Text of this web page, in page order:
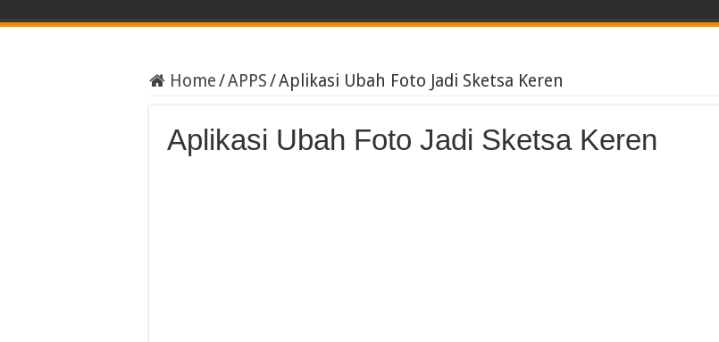
Home/APPS/Aplikasi Ubah Foto Jadi Sketsa Keren
Aplikasi Ubah Foto Jadi Sketsa Keren